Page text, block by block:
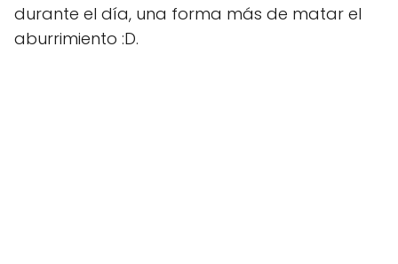
durante el día, una forma más de matar el
aburrimiento :D.